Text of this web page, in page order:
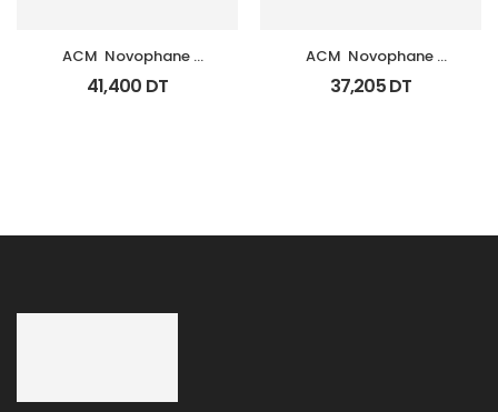
ACM  Novophane
Shampooing Energisant
Fl 200Ml
41,400 DT
ACM  Novophane
Shampooing Sebo
Regulateur 200Ml
37,205DT